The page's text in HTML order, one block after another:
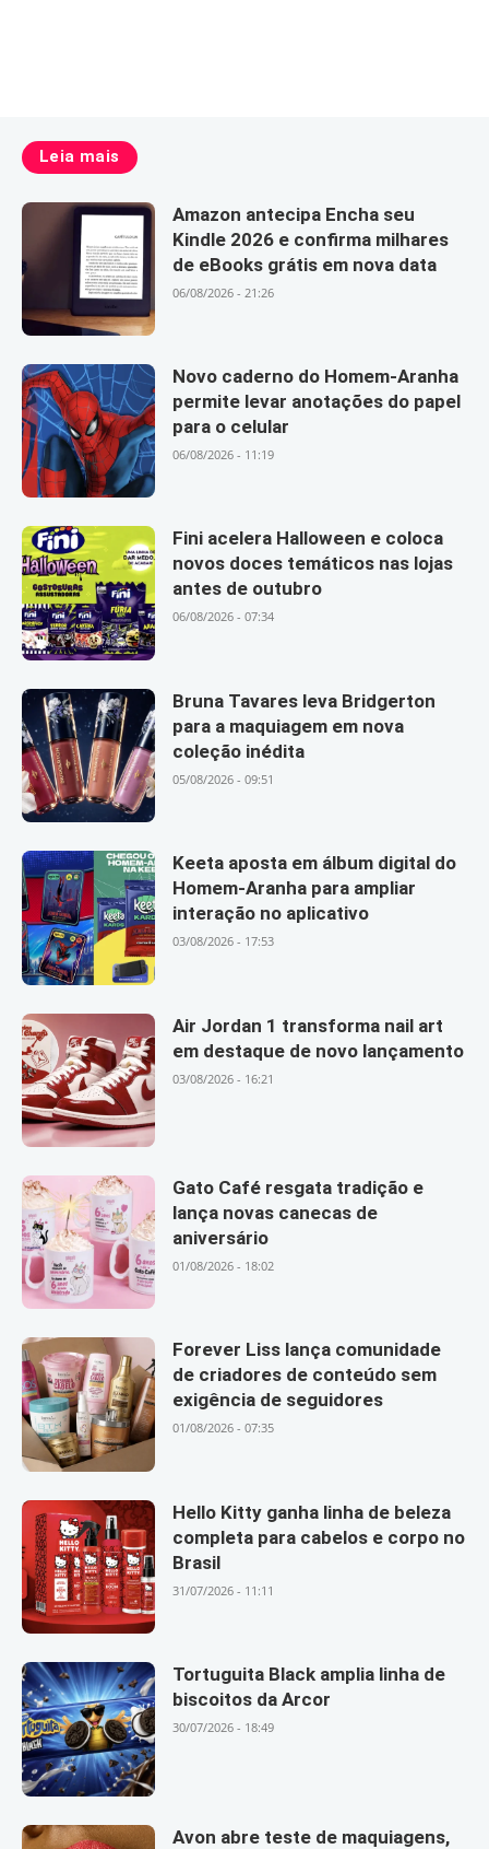
Leia mais
Amazon antecipa Encha seu
Kindle 2026 e confirma milhares
de eBooks grátis em nova data
06/08/2026 - 21:26
Novo caderno do Homem-Aranha
permite levar anotações do papel
para o celular
06/08/2026 - 11:19
Fini acelera Halloween e coloca
novos doces temáticos nas lojas
antes de outubro
06/08/2026 - 07:34
Bruna Tavares leva Bridgerton
para a maquiagem em nova
coleção inédita
05/08/2026 - 09:51
Keeta aposta em álbum digital do
Homem-Aranha para ampliar
interação no aplicativo
03/08/2026 - 17:53
Air Jordan 1 transforma nail art
em destaque de novo lançamento
03/08/2026 - 16:21
Gato Café resgata tradição e
lança novas canecas de
aniversário
01/08/2026 - 18:02
Forever Liss lança comunidade
de criadores de conteúdo sem
exigência de seguidores
01/08/2026 - 07:35
Hello Kitty ganha linha de beleza
completa para cabelos e corpo no
Brasil
31/07/2026 - 11:11
Tortuguita Black amplia linha de
biscoitos da Arcor
30/07/2026 - 18:49
Avon abre teste de maquiagens,